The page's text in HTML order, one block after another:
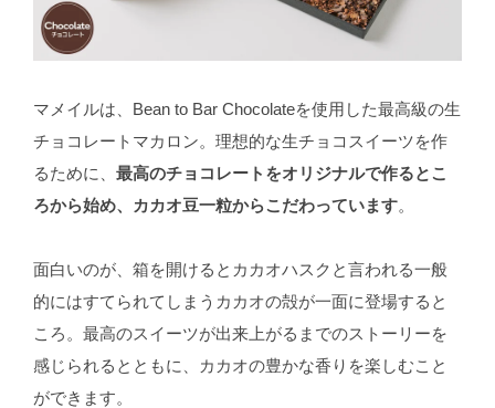
マメイルは、Bean to Bar Chocolateを使用した最高級の生
チョコレートマカロン。理想的な生チョコスイーツを作
るために、 最高のチョコレートをオリジナルで作るとこ
ろから始め、カカオ豆一粒からこだわっています。
面白いのが、箱を開けるとカカオハスクと言われる一般
的にはすてられてしまうカカオの殻が一面に登場すると
ころ。最高のスイーツが出来上がるまでのストーリーを
感じられるとともに、カカオの豊かな香りを楽しむこと
ができます。